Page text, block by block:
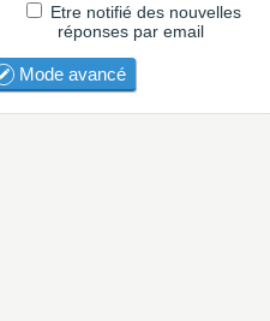
Etre notifié des nouvelles
réponses par email
Mode avancé